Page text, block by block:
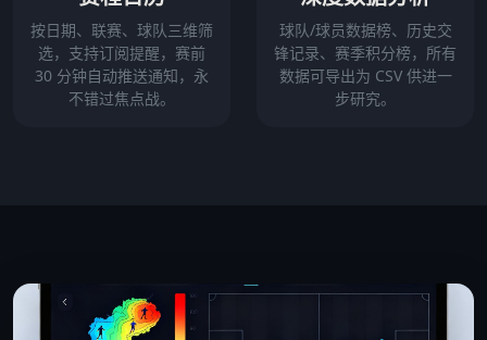
按日期、联赛、球队三维筛
选，支持订阅提醒，赛前
30 分钟自动推送通知，永
不错过焦点战。
球队/球员数据榜、历史交
锋记录、赛季积分榜，所有
数据可导出为 CSV 供进一
步研究。